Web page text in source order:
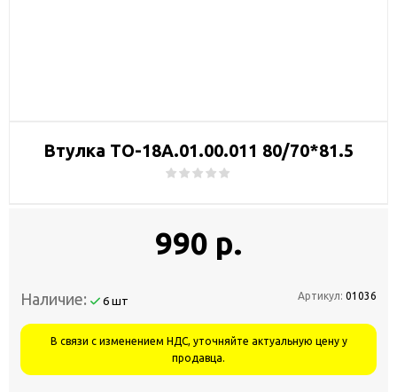
Втулка ТО-18А.01.00.011 80/70*81.5
990 р.
Наличие: 6 шт Артикул: 01036
В связи с изменением НДС, уточняйте актуальную цену у
продавца.